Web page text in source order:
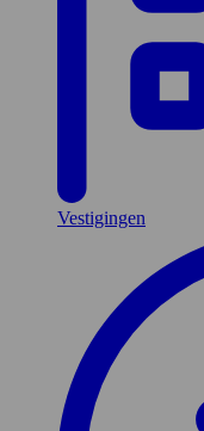
Vestigingen